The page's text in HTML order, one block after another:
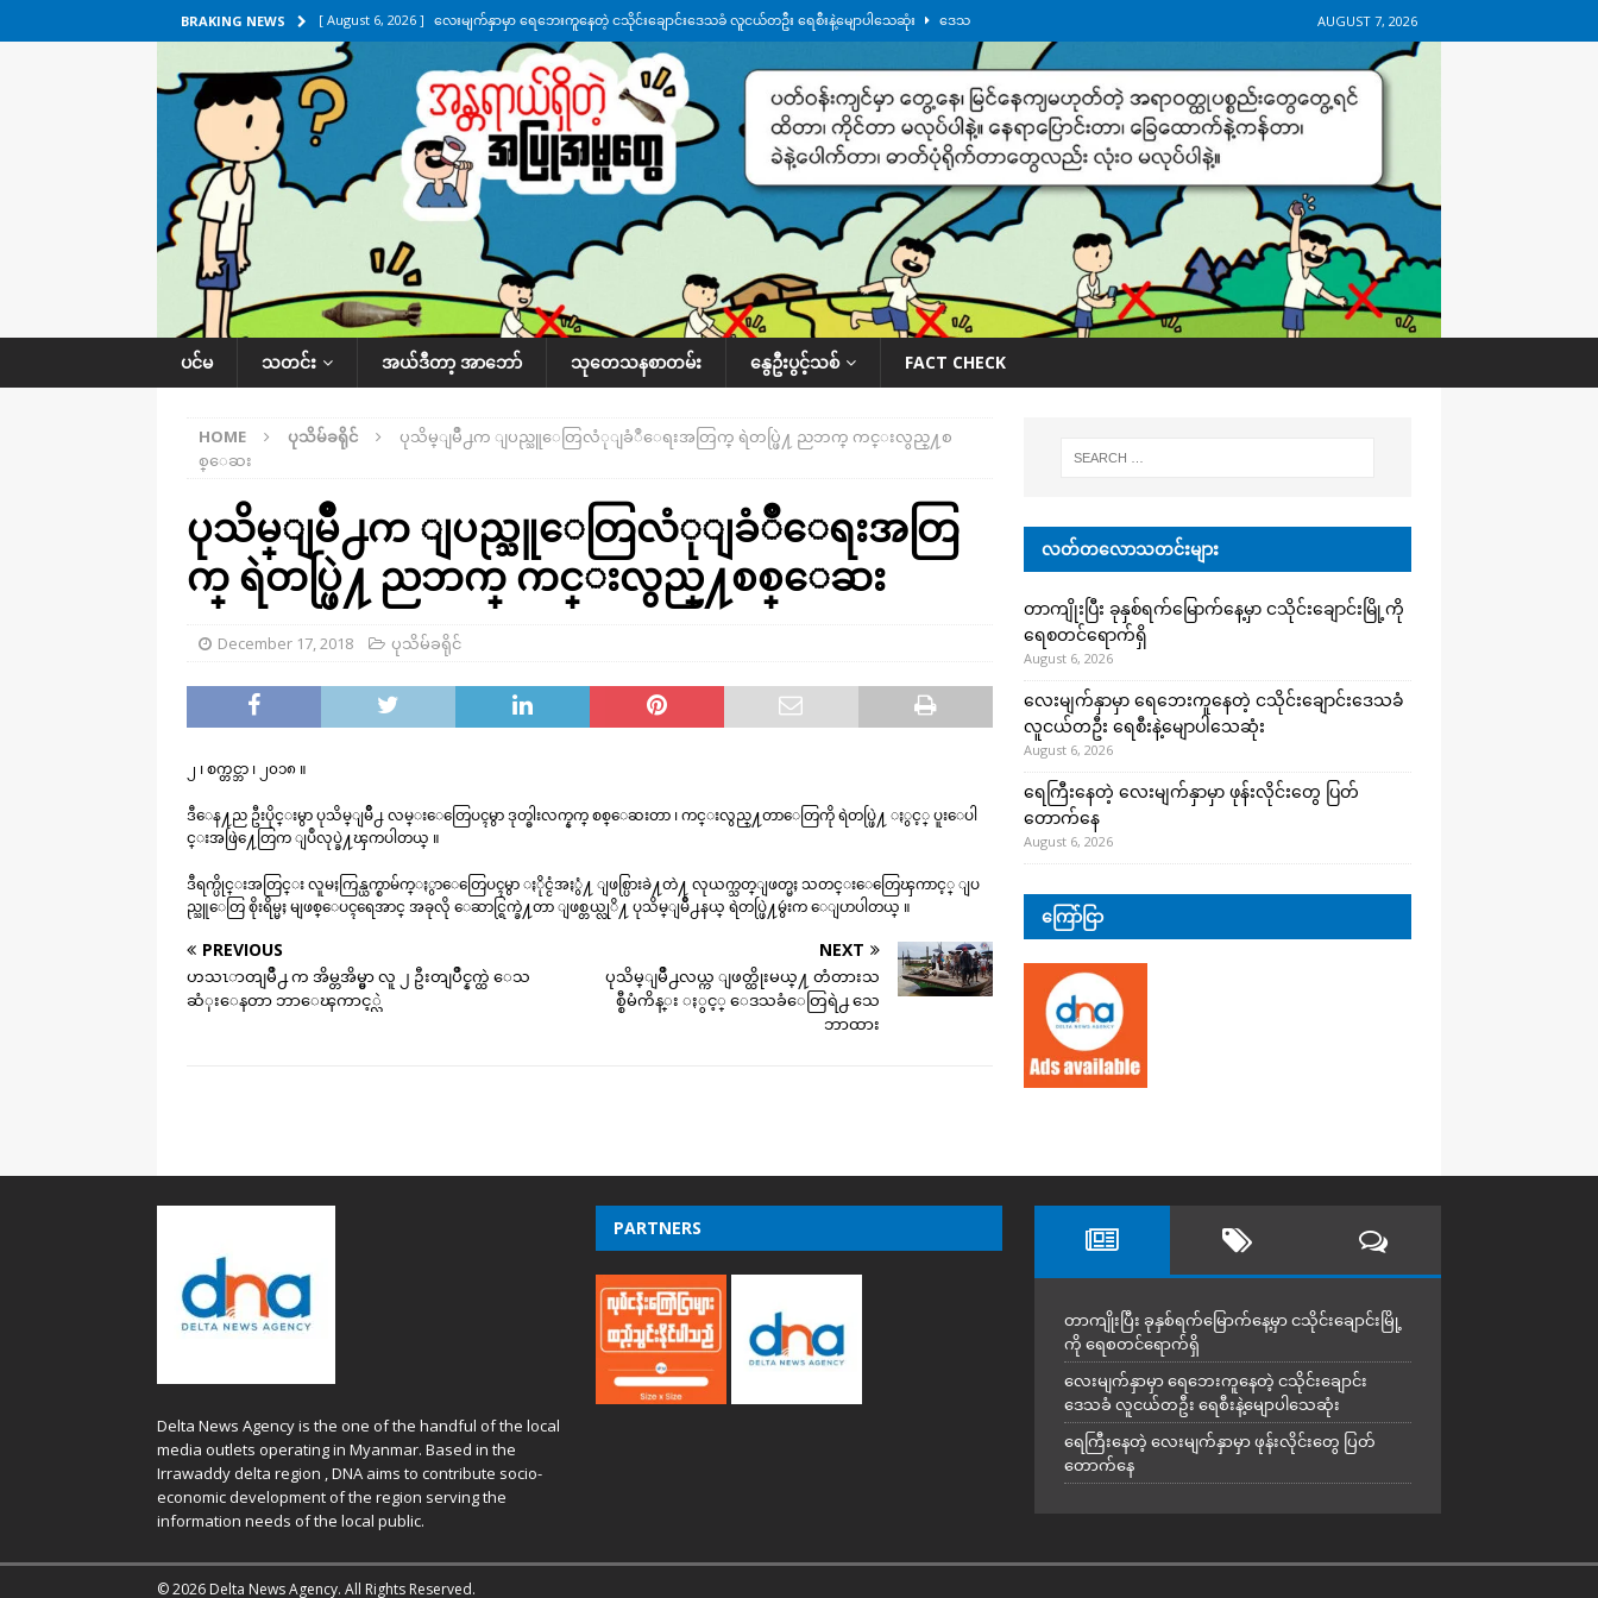
BRAKING NEWS [ August 6, 2026 ] လေးမျက်နှာမှာ ရေဘေးကူနေတဲ့ ငသိုင်းချောင်းဒေသခံ လူငယ်တဦး ရေစီးနဲ့မျောပါသေဆုံး ဒေသ
အလိုက် သတင်းကဏ္ဍ
[ August 6, 2026 ] ရေကြီးနေတဲ့ လေးမျက်နှာမှာ ဖုန်းလိုင်းတွေ ပြတ်တောက်နေ ဒေသအလိုက် သတင်းကဏ္ဍ
[ August 5, 2026 ] ရန်ကုန်မြို့မှာ ကားမှန်ခွဲခံရတာတွေ ဆက်တိုက်ဖြစ် ဒေသအလိုက် သတင်းကဏ္ဍ
[ August 5, 2026 ] ဂျပန်ရဲ့ ဒုံးကျည်စမ်းသပ်မှုကို မြောက်ကိုရီးယား ဝေဖန် နိုင်ငံတကာရေးရာ
[ August 6, 2026 ] တာကျိုးပြီး ခုနှစ်ရက်မြောက်နေ့မှာ ငသိုင်းချောင်းမြို့ကို ရေစတင်ရောက်ရှိ ဒေသအလိုက် သတင်း
AUGUST 7, 2026
ပင်မ သတင်း အယ်ဒီတာ့ အာဘော် သုတေသနစာတမ်း နွေဦးပွင့်သစ် FACT CHECK
HOME ပုသိမ်ခရိုင်
ပုသိမ္ျမိဳ႕က ျပည္သူေတြလံုျခံဳေရးအတြက္ ရဲတပ္ဖြဲ႔ ညဘက္ ကင္းလွည္႔စ
စ္ေဆး
ပုသိမ္ျမိဳ႕က ျပည္သူေတြလံုျခံဳေရးအတြ
က္ ရဲတပ္ဖြဲ႔ ညဘက္ ကင္းလွည္႔စစ္ေဆး
December 17, 2018 ပုသိမ်ခရိုင်
၂ ၊ စက္တင္ဘာ ၊ ၂၀၁၈ ။
ဒီေန႔ည ဦးပိုင္းမွာ ပုသိမ္ျမိဳ႕ လမ္းေတြေပၚမွာ ဒုတ္ဓါးလက္နက္ စစ္ေဆးတာ ၊ ကင္းလွည္႔တာေတြကို ရဲတပ္ဖြဲ႔ ႏွင့္ ပူးေပါ
င္းအဖြဲ႔ေတြက ျပဳလုပ္ခဲ႔ၾကပါတယ္ ။
ဒီရက္ပိုင္းအတြင္း လူမႈကြန္ယက္စာမ်က္ႏွာေတြေပၚမွာ ႏိုင္ငံအႏွံ႔ ျဖစ္ပြားခဲ႔တဲ႔ လုယက္သတ္ျဖတ္မႈ သတင္းေတြေၾကာင့္ ျပ
ည္သူေတြ စိုးရိမ္မႈ မျဖစ္ေပၚရေအာင္ အခုလို ေဆာင္ရြက္ခဲ႔တာ ျဖစ္တယ္လုိ႔ ပုသိမ္ျမိဳ႕နယ္ ရဲတပ္ဖြဲ႔မွဴးက ေျပာပါတယ္ ။
PREVIOUS
ဟသၤာတျမိဳ႕ က အိမ္တအိမ္မွာ လူ ၂ ဦးတျပိဳင္နက္ထဲ ေသ
ဆံုးေနတာ ဘာေၾကာင့္လဲ
NEXT
ပုသိမ္ျမိဳ႕လယ္က ျဖတ္ထိုးမယ္႔ တံတားသ
စ္စီမံကိန္း ႏွင့္ ေဒသခံေတြရဲ႕ သေ
ဘာထား
လတ်တလောသတင်းများ
တာကျိုးပြီး ခုနှစ်ရက်မြောက်နေ့မှာ ငသိုင်းချောင်းမြို့ကို
ရေစတင်ရောက်ရှိ
August 6, 2026
လေးမျက်နှာမှာ ရေဘေးကူနေတဲ့ ငသိုင်းချောင်းဒေသခံ
လူငယ်တဦး ရေစီးနဲ့မျောပါသေဆုံး
August 6, 2026
ရေကြီးနေတဲ့ လေးမျက်နှာမှာ ဖုန်းလိုင်းတွေ ပြတ်
တောက်နေ
August 6, 2026
ကြော်ငြာ
Delta News Agency is the one of the handful of the local
media outlets operating in Myanmar. Based in the
Irrawaddy delta region , DNA aims to contribute socio-
economic development of the region serving the
information needs of the local public.
PARTNERS
တာကျိုးပြီး ခုနှစ်ရက်မြောက်နေ့မှာ ငသိုင်းချောင်းမြို့
ကို ရေစတင်ရောက်ရှိ
လေးမျက်နှာမှာ ရေဘေးကူနေတဲ့ ငသိုင်းချောင်း
ဒေသခံ လူငယ်တဦး ရေစီးနဲ့မျောပါသေဆုံး
ရေကြီးနေတဲ့ လေးမျက်နှာမှာ ဖုန်းလိုင်းတွေ ပြတ်
တောက်နေ
© 2026 Delta News Agency. All Rights Reserved.